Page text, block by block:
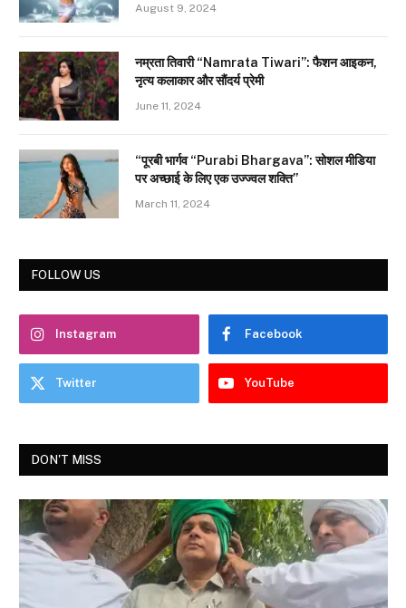
August 9, 2024
नम्रता तिवारी “Namrata Tiwari”: फैशन आइकन,
नृत्य कलाकार और सौंदर्य प्रेमी
June 11, 2024
“पूरबी भार्गव “Purabi Bhargava”: सोशल मीडिया
पर अच्छाई के लिए एक उज्ज्वल शक्ति”
March 11, 2024
FOLLOW US
Instagram Facebook
Twitter YouTube
DON'T MISS